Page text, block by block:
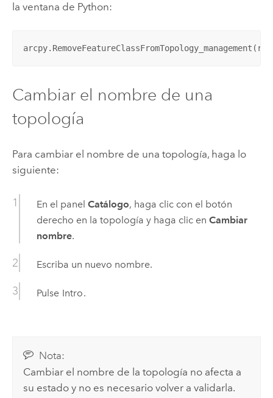
la ventana de Python:
Cambiar el nombre de una
topología
Para cambiar el nombre de una topología, haga lo
siguiente:
En el panel Catálogo, haga clic con el botón
derecho en la topología y haga clic en Cambiar
nombre.
Escriba un nuevo nombre.
Pulse Intro.
Nota:
Cambiar el nombre de la topología no afecta a
su estado y no es necesario volver a validarla.